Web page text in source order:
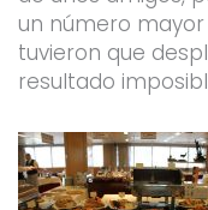
un número
tuvieron que
resultado